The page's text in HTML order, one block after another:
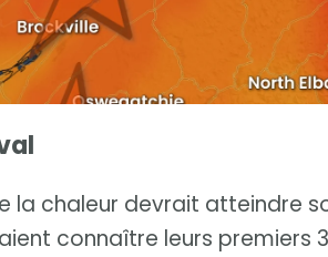
la chaleur devrait atteindre
connaître leurs premiers